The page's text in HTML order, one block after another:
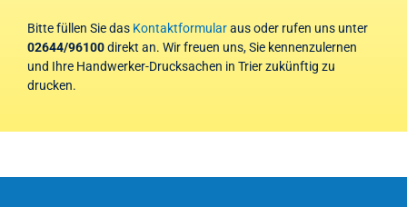
Bitte füllen Sie das Kontaktformularaus oder rufen uns unter
02644/96100direkt an. Wir freuen uns, Sie kennenzulernen
und Ihre Handwerker-Drucksachen in Trier zukünftig zu
drucken.